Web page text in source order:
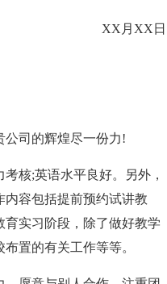
XX月XX日
司的辉煌尽一份力!
核;英语水平良好。另外，
容包括提前预约试讲教
实习阶段，除了做好教学
置的有关工作等等。